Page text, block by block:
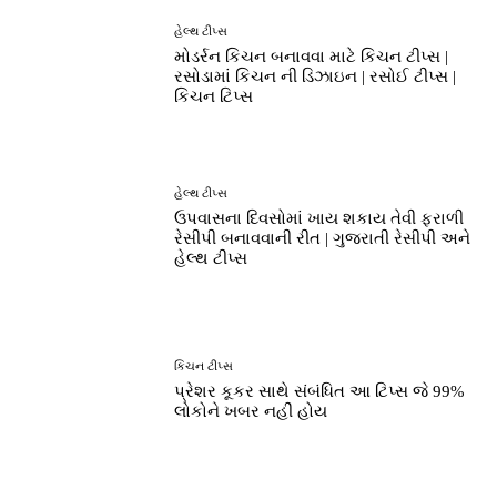
હેલ્થ ટીપ્સ
મોડર્રન કિચન બનાવવા માટે કિચન ટીપ્સ |
રસોડામાં કિચન ની ડિઝાઇન | રસોઈ ટીપ્સ |
કિચન ટિપ્સ
હેલ્થ ટીપ્સ
ઉપવાસના દિવસોમાં ખાય શકાય તેવી ફરાળી
રેસીપી બનાવવાની રીત | ગુજરાતી રેસીપી અને
હેલ્થ ટીપ્સ
કિચન ટીપ્સ
પ્રેશર કૂકર સાથે સંબંધિત આ ટિપ્સ જે 99%
લોકોને ખબર નહીં હોય